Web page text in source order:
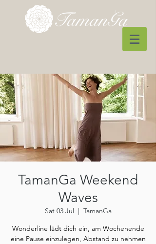
TamanGa Weekend
Waves
Sat 03 Jul
  |
TamanGa
Wonderline lädt dich ein, am Wochenende
eine Pause einzulegen, Abstand zu nehmen